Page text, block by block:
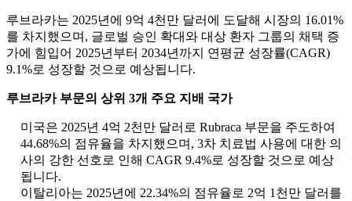
루브라카는 2025년에 9억 4천만 달러에 도달해 시장의 16.01%
를 차지했으며, 글로벌 승인 확대와 대상 환자 그룹의 채택 증
가에 힘입어 2025년부터 2034년까지 연평균 성장률(CAGR)
9.1%로 성장할 것으로 예상됩니다.
루브라카 부문의 상위 3개 주요 지배 국가
미국은 2025년 4억 2천만 달러로 Rubraca 부문을 주도하여
44.68%의 점유율을 차지했으며, 3차 치료법 사용에 대한 의
사의 강한 선호로 인해 CAGR 9.4%로 성장할 것으로 예상
됩니다.
이탈리아는 2025년에 22.34%의 점유율로 2억 1천만 달러를